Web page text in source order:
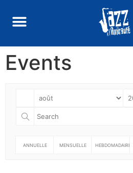
Events
ANNUELLE MENSUELLE HEBDOMADAIRE